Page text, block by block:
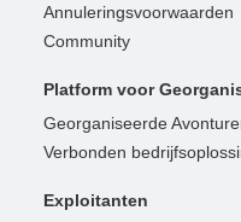
Annuleringsvoorwaarden
Community
Platform voor
Georganiseerde
Verbonden
Exploitanten